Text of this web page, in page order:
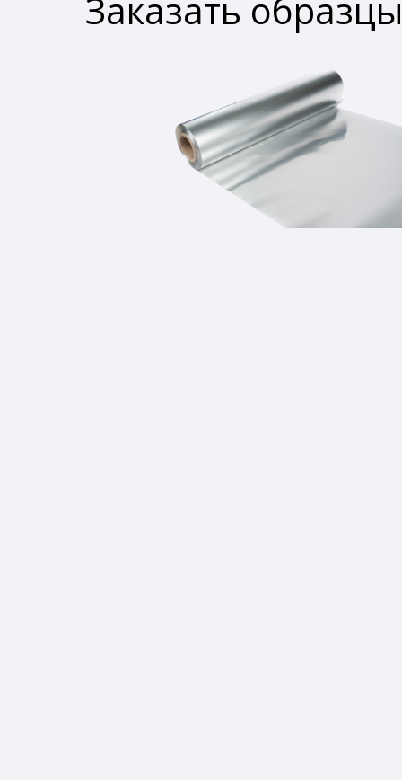
Заказать образцы